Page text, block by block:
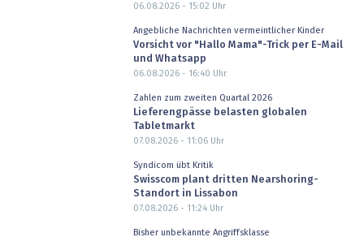
06.08.2026 - 15:02 Uhr
Angebliche Nachrichten vermeintlicher Kinder
Vorsicht vor "Hallo Mama"-Trick per E-Mail
und Whatsapp
06.08.2026 - 16:40 Uhr
Zahlen zum zweiten Quartal 2026
Lieferengpässe belasten globalen
Tabletmarkt
07.08.2026 - 11:06Uhr
Syndicom übt Kritik
Swisscom plant dritten Nearshoring-
Standort in Lissabon
07.08.2026 - 11:24Uhr
Bisher unbekannte Angriffsklasse